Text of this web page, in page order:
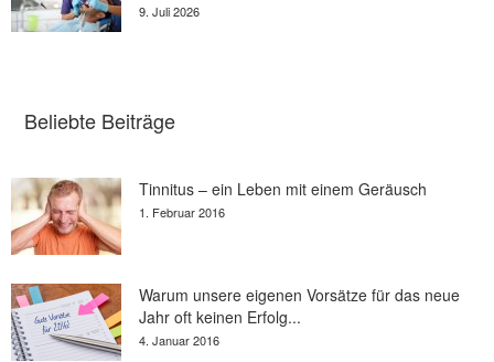
9. Juli 2026
Beliebte Beiträge
Tinnitus – ein Leben mit einem Geräusch
1. Februar 2016
Warum unsere eigenen Vorsätze für das neue
Jahr oft keinen Erfolg...
4. Januar 2016